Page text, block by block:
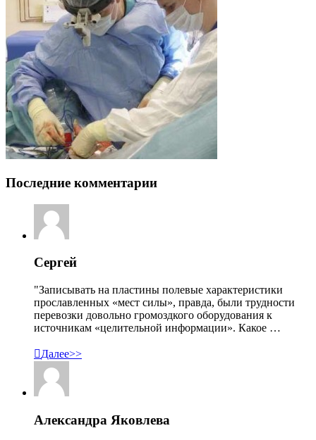
Последние комментарии
Сергей
"Записывать на пластины полевые характеристики
прославленных «мест силы», правда, были трудности
перевозки довольно громоздкого оборудования к
источникам «целительной информации». Какое …
Далее>>
Александра Яковлева